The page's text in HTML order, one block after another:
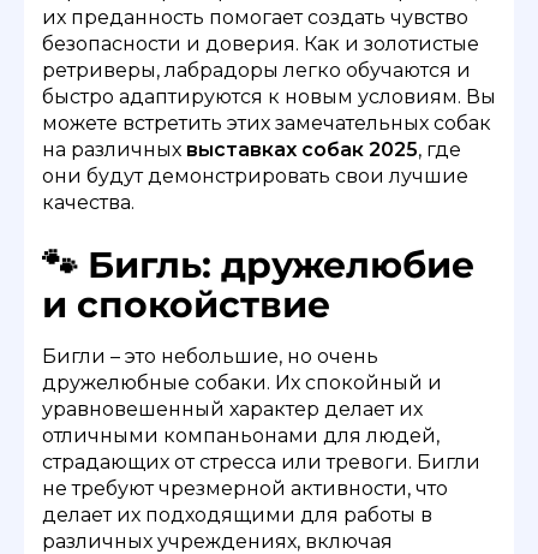
их преданность помогает создать чувство
безопасности и доверия. Как и золотистые
ретриверы, лабрадоры легко обучаются и
быстро адаптируются к новым условиям. Вы
можете встретить этих замечательных собак
на различных выставках собак 2025, где
они будут демонстрировать свои лучшие
качества.
🐾 Бигль: дружелюбие
и спокойствие
Бигли – это небольшие, но очень
дружелюбные собаки. Их спокойный и
уравновешенный характер делает их
отличными компаньонами для людей,
страдающих от стресса или тревоги. Бигли
не требуют чрезмерной активности, что
делает их подходящими для работы в
различных учреждениях, включая